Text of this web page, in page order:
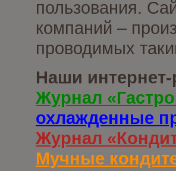
пользования.
компаний –
проводимых
Наши
Журнал
охлажденные
Журнал
Мучные